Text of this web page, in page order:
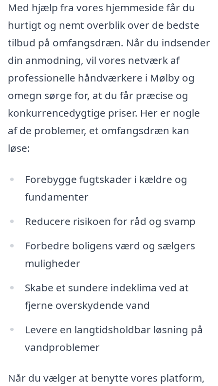
Med hjælp fra vores hjemmeside får du
hurtigt og nemt overblik over de bedste
tilbud på omfangsdræn. Når du indsender
din anmodning, vil vores netværk af
professionelle håndværkere i Mølby og
omegn sørge for, at du får præcise og
konkurrencedygtige priser. Her er nogle
af de problemer, et omfangsdræn kan
løse:
Forebygge fugtskader i kældre og
fundamenter
Reducere risikoen for råd og svamp
Forbedre boligens værd og sælgers
muligheder
Skabe et sundere indeklima ved at
fjerne overskydende vand
Levere en langtidsholdbar løsning på
vandproblemer
Når du vælger at benytte vores platform,